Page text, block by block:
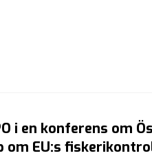
i en konferens om
om EU:s